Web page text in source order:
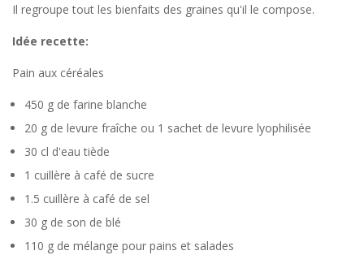
Il regroupe tout les bienfaits des graines qu'il le compose.
Idée recette:
Pain aux céréales
450 g de farine blanche
20 g de levure fraîche ou 1 sachet de levure lyophilisée
30 cl d'eautiède
1 cuillère à café de sucre
1.5 cuillère à café de sel
30 g de son de blé
110 g de mélange pour pains et salades